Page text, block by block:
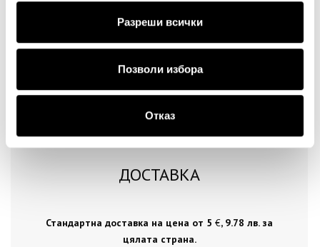
Разреши всички
Позволи избора
Отказ
ДОСТАВКА
Стандартна доставка на цена от 5 €, 9.78 лв. за
цялата страна.